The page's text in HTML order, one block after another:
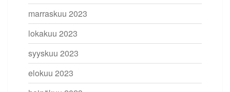
marraskuu 2023
lokakuu 2023
syyskuu 2023
elokuu 2023